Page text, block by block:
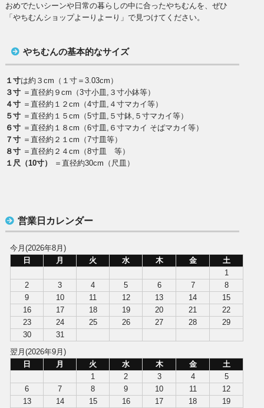
おめでたいシーンや日常の暮らしの中に合ったやちむんを、ぜひ
「やちむんショップよーりよーり」で見つけてください。
やちむんの基本的なサイズ
１寸は約３cm（１寸＝3.03cm）
３寸 ＝直径約９cm（3寸小皿,３寸小鉢等）
４寸 ＝直径約１２cm（4寸皿,４寸マカイ等）
５寸 ＝直径約１５cm（5寸皿,５寸鉢,５寸マカイ等）
６寸 ＝直径約１８cm（6寸皿,６寸マカイ そばマカイ等）
７寸 ＝直径約２１cm（7寸皿等）
８寸 ＝直径約２４cm（8寸皿 等）
１尺（10寸）
＝直径約30cm（尺皿）
営業日カレンダー
今月(2026年8月)
日
月 火 水 木 金
土
1
2
3 4 5 6 7
8
9
10 11 12 13 14
15
16
17 18 19 20 21
22
23
24 25 26 27 28
29
30
31
翌月(2026年9月)
日
月 火 水 木 金
土
1
2 3 4
5
6
7 8 9 10 11
12
13
14 15 16 17 18
19